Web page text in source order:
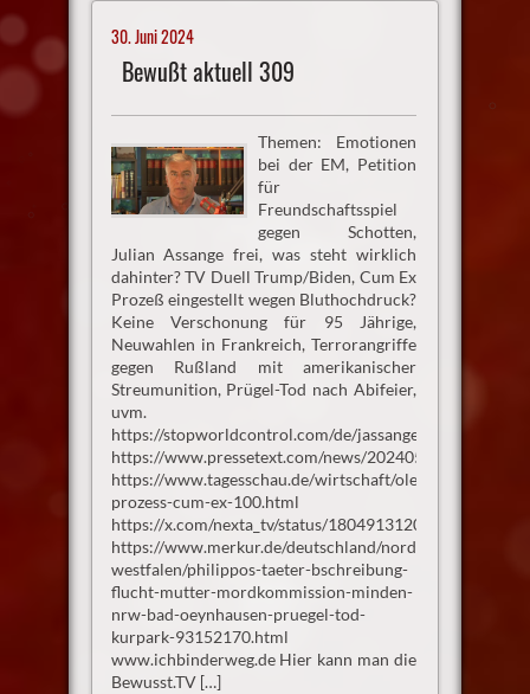
30. Juni 2024
Bewußt aktuell 309
Themen: Emotionen
bei der EM, Petition
für
Freundschaftsspiel
gegen Schotten,
Julian Assange frei, was steht wirklich
dahinter? TV Duell Trump/Biden, Cum Ex
Prozeß eingestellt wegen Bluthochdruck?
Keine Verschonung für 95 Jährige,
Neuwahlen in Frankreich, Terrorangriffe
gegen Rußland mit amerikanischer
Streumunition, Prügel-Tod nach Abifeier,
uvm.
https://stopworldcontrol.com/de/jassange/
https://www.pressetext.com/news/20240523021
https://www.tagesschau.de/wirtschaft/olearius-
prozess-cum-ex-100.html
https://x.com/nexta_tv/status/1804913120730550396
https://www.merkur.de/deutschland/nordrhein-
westfalen/philippos-taeter-bschreibung-
flucht-mutter-mordkommission-minden-
nrw-bad-oeynhausen-pruegel-tod-
kurpark-93152170.html
www.ichbinderweg.de Hier kann man die
Bewusst.TV […]